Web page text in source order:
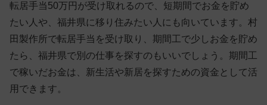
転居手当50万円が受け取れるので、短期間でお金を貯め
たい人や、福井県に移り住みたい人にも向いています。村
田製作所で転居手当を受け取り、期間工で少しお金を貯め
たら、福井県で別の仕事を探すのもいいでしょう。期間工
で稼いだお金は、新生活や新居を探すための資金として活
用できます。